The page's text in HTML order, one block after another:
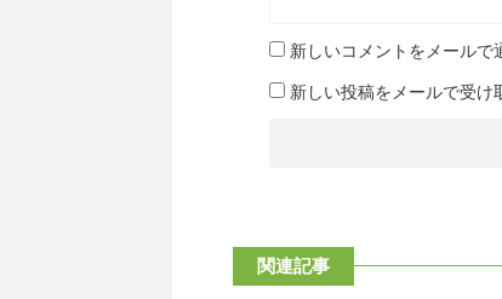
新しいコメントをメールで
新しい投稿をメールで受け
関連記事